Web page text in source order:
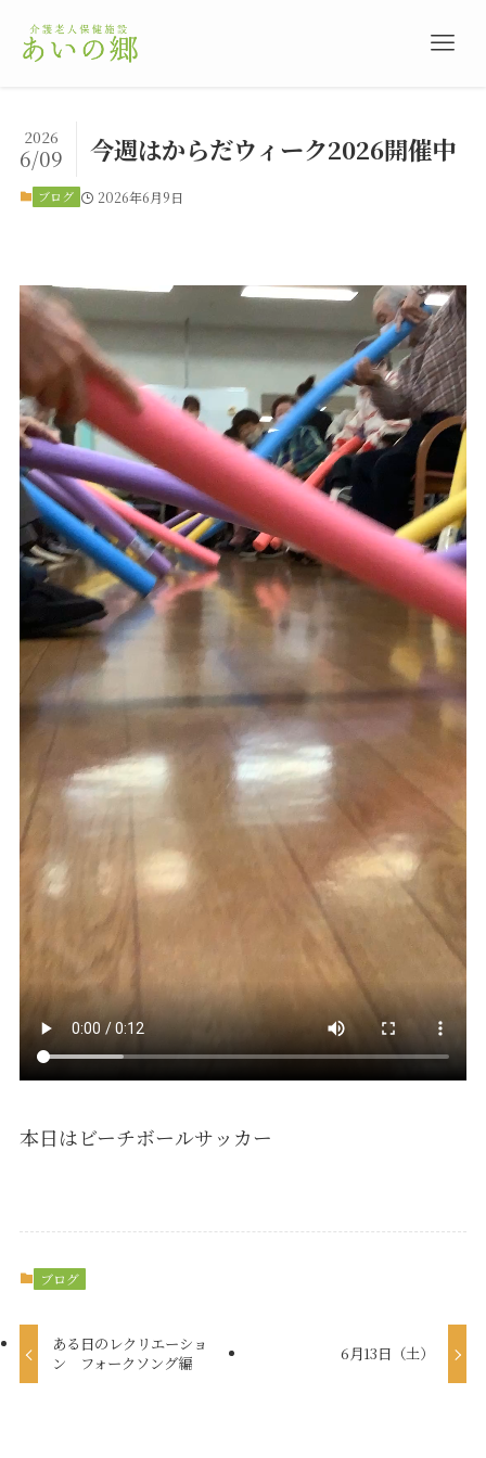
今週はからだウィーク2026開催中
2026
6/09
ブログ 2026年6月9日
本日はビーチボールサッカー
ブログ
ある日のレクリエーショ
ン フォークソング編
6月13日（土）